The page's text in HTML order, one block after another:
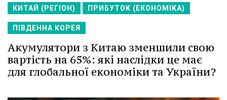
КИТАЙ (РЕГІОН) ПРИБУТОК (ЕКОНОМІКА)
ПІВДЕННА КОРЕЯ
Акумулятори з Китаю зменшили свою
вартість на 65%: які наслідки це має
для глобальної економіки та України?